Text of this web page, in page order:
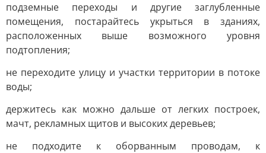
подземные переходы и другие заглубленные
помещения, постарайтесь укрыться в зданиях,
расположенных выше возможного уровня
подтопления;
не переходите улицу и участки территории в потоке
воды;
держитесь как можно дальше от легких построек,
мачт, рекламных щитов и высоких деревьев;
не подходите к оборванным проводам, к